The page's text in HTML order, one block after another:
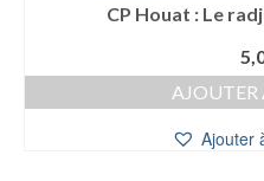
CP Houat : Le
AJOUTER
Ajouter